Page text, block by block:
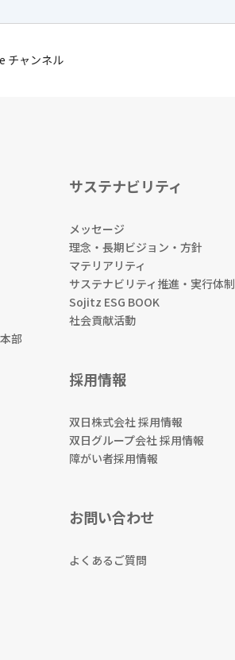
チャンネル
部
サステナビリティ
メッセージ
理念・長期ビジョン・方針
マテリアリティ
サステナビリティ推進・実行体制
Sojitz ESG BOOK
社会貢献活動
採用情報
双日株式会社 採用情報
双日グループ会社 採用情報
障がい者採用情報
お問い合わせ
よくあるご質問